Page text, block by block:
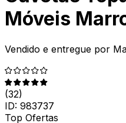
Móveis
Vendido e entregue por
(32)
ID: 983737
Top Ofertas